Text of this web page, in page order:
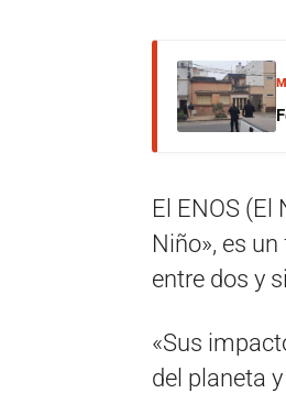
El ENOS
Niño», es
entre dos y
«Sus
del planeta